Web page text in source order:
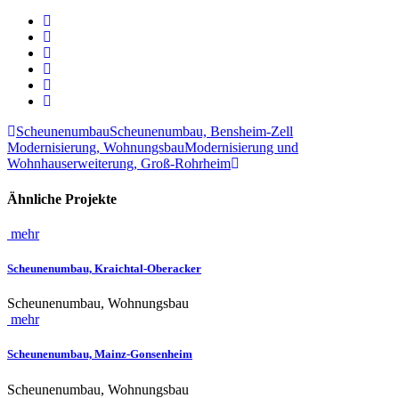
ScheunenumbauScheunenumbau, Bensheim-Zell
Modernisierung, WohnungsbauModernisierung und
Wohnhauserweiterung, Groß-Rohrheim
Ähnliche Projekte
mehr
Scheunenumbau, Kraichtal-Oberacker
Scheunenumbau, Wohnungsbau
mehr
Scheunenumbau, Mainz-Gonsenheim
Scheunenumbau, Wohnungsbau